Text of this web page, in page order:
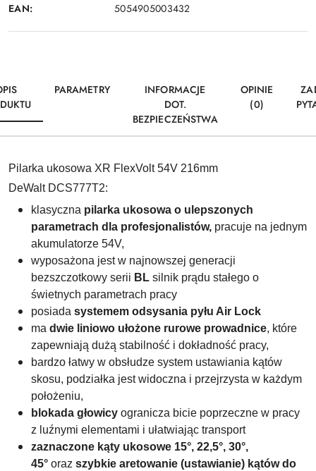
EAN: 5054905003432
PARAMETRY
INFORMACJE
DOT.
BEZPIECZEŃSTWA
OPINIE
(0)
Pilarka ukosowa XR FlexVolt 54V 216mm
DeWalt DCS777T2:
klasyczna pilarka ukosowa o ulepszonych
parametrach dla profesjonalistów, pracuje na jednym
akumulatorze 54V,
wyposażona jest w najnowszej generacji
bezszczotkowy serii BL silnik prądu stałego o
świetnych parametrach pracy
posiada systemem odsysania pyłu Air Lock
ma dwie liniowo ułożone rurowe prowadnice, które
zapewniają dużą stabilność i dokładność pracy,
bardzo łatwy w obsłudze system ustawiania kątów
skosu, podziałka jest widoczna i przejrzysta w każdym
położeniu,
blokada głowicy ogranicza bicie poprzeczne w pracy
z luźnymi elementami i ułatwiając transport
zaznaczone kąty ukosowe 15°, 22,5°, 30°,
45° oraz szybkie aretowanie (ustawianie) kątów do